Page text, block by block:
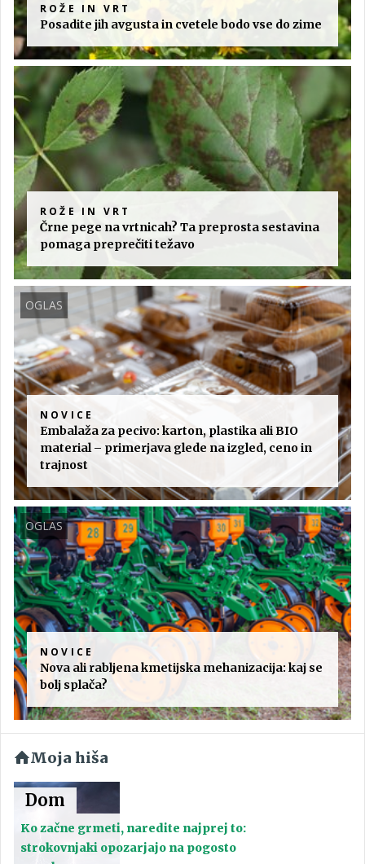
ROŽE IN VRT
Posadite jih avgusta in cvetele bodo vse do zime
ROŽE IN VRT
Črne pege na vrtnicah? Ta preprosta sestavina
pomaga preprečiti težavo
OGLAS
NOVICE
Embalaža za pecivo: karton, plastika ali BIO
material – primerjava glede na izgled, ceno in
trajnost
OGLAS
NOVICE
Nova ali rabljena kmetijska mehanizacija: kaj se
bolj splača?
Moja hiša
Dom
Ko začne grmeti, naredite najprej to:
strokovnjaki opozarjajo na pogosto